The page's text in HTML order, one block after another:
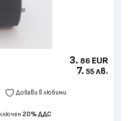
3. 86 EUR
7. 55 лв.
Добави в любими
20% ДДС